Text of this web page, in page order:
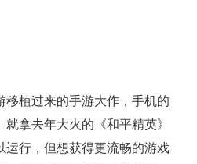
移植过来的手游大作，手机的
拿去年大火的《和平精英》
运行，但想获得更流畅的游戏